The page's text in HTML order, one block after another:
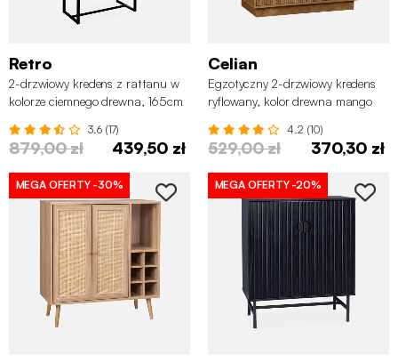
Retro
2-drzwiowy kredens z rattanu w
kolorze ciemnego drewna, 165cm
3.6 (17)
879,00 zł 439,50 zł
Celian
Egzotyczny 2-drzwiowy kredens
ryflowany, kolor drewna mango
4.2 (10)
529,00 zł 370,30 zł
MEGA OFERTY -30% MEGA OFERTY -20%